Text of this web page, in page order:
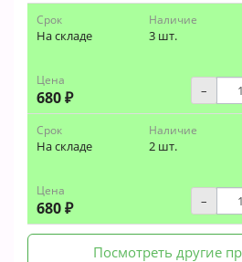
Срок
На складе
Наличие
3 шт.
Цена
680 ₽ –
Срок
На складе
Наличие
2 шт.
Цена
680 ₽ –
Посмотреть другие